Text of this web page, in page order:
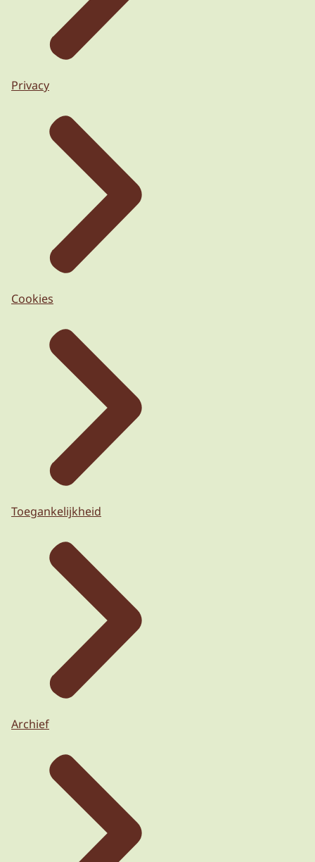
Privacy
Cookies
Toegankelijkheid
Archief